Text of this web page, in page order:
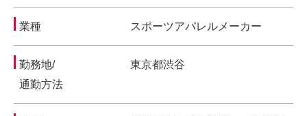
業種 スポーツアパレルメーカー
勤務地/
通勤方法
東京都渋谷